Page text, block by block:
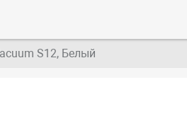
S12, Белый